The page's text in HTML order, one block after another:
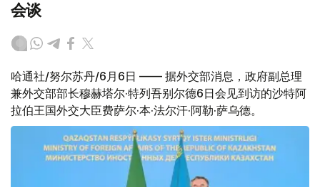
会谈
哈通社/努尔苏丹/6月6日 —— 据外交部消息，政府副总理
兼外交部部长穆赫塔尔·特列吾别尔德6日会见到访的沙特阿
拉伯王国外交大臣费萨尔·本·法尔汗·阿勒·萨乌德。